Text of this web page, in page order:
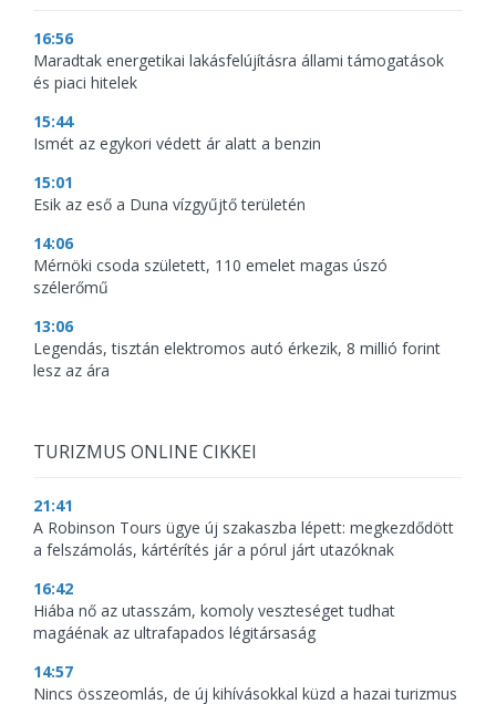
16:56
Maradtak energetikai lakásfelújításra állami támogatások
és piaci hitelek
15:44
Ismét az egykori védett ár alatt a benzin
15:01
Esik az eső a Duna vízgyűjtő területén
14:06
Mérnöki csoda született, 110 emelet magas úszó
szélerőmű
13:06
Legendás, tisztán elektromos autó érkezik, 8 millió forint
lesz az ára
TURIZMUS ONLINE CIKKEI
21:41
A Robinson Tours ügye új szakaszba lépett: megkezdődött
a felszámolás, kártérítés jár a pórul járt utazóknak
16:42
Hiába nő az utasszám, komoly veszteséget tudhat
magáénak az ultrafapados légitársaság
14:57
Nincs összeomlás, de új kihívásokkal küzd a hazai turizmus